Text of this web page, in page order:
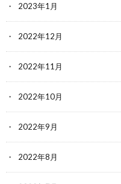
2023年1月
2022年12月
2022年11月
2022年10月
2022年9月
2022年8月